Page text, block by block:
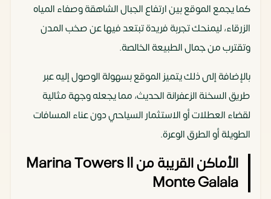
كما يجمع الموقع بين ارتفاع الجبال الشاهقة وصفاء المياه
الزرقاء، ليمنحك تجربة فريدة تبتعد فيها عن صخب المدن
وتقترب من جمال الطبيعة الخالصة.
بالإضافة إلى ذلك يتميز الموقع بسهولة الوصول إليه عبر
طريق السخنة الزعفرانة الحديث، مما يجعله وجهة مثالية
لقضاء العطلات أو الاستثمار السياحي دون عناء المسافات
الطويلة أو الطرق الوعرة.
الأماكن القريبة من Marina Towers Il
Monte Galala